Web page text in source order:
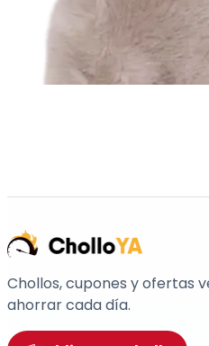
Chollos, cupones y ofertas
ahorrar cada día.